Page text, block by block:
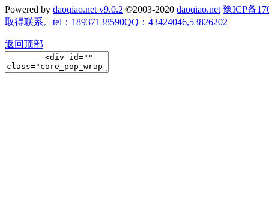
Powered by daoqiao.net v9.0.2 ©2003-2020 daoqiao.net 豫ICP备
取得联系。tel：18937138590QQ：43424046,53826202
返回顶部